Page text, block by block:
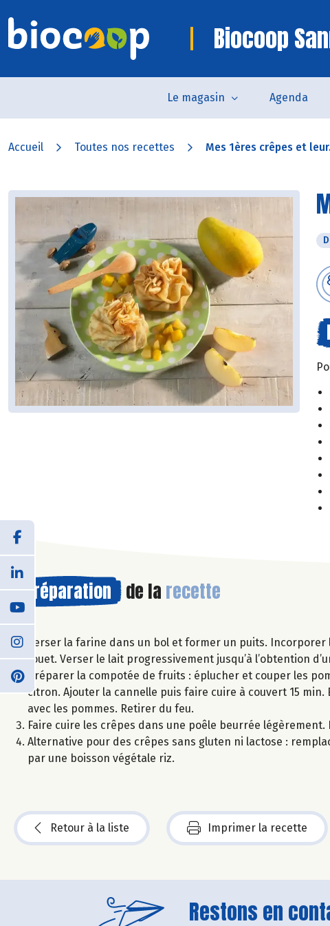
Biocoop
Le magasin Agenda
Accueil Toutes nos recettes Mes 1ères crêpes et
Préparation de la recette
Verser la farine dans un bol et former un puits.
fouet. Verser le lait progressivement jusqu’à l’obtention
Préparer la compotée de fruits : éplucher et couper les
citron. Ajouter la cannelle puis faire cuire à couvert 15
avec les pommes. Retirer du feu.
Faire cuire les crêpes dans une poêle beurrée
Alternative pour des crêpes sans gluten ni lactose :
par une boisson végétale riz.
Retour à la liste Imprimer la recette
Restons en